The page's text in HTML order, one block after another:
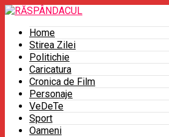
Home
Stirea Zilei
Politichie
Caricatura
Cronica de Film
Personaje
VeDeTe
Sport
Oameni